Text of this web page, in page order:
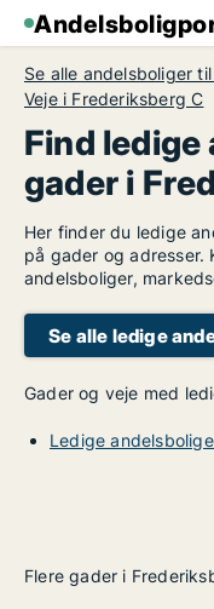
Se alle andelsboliger
Veje i Frederiksberg C
Find ledige
gader i
Her finder du ledige
på gader og adresser.
andelsboliger,
Se alle ledige
Gader og veje med
Ledige
Flere gader i